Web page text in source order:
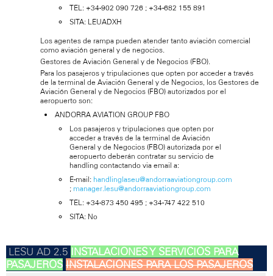
TEL: +34-902 090 726 ; +34-682 155 891
SITA: LEUADXH
Los agentes de rampa pueden atender tanto aviación comercial
como aviación general y de negocios.
Gestores de Aviación General y de Negocios (FBO).
Para los pasajeros y tripulaciones que opten por acceder a través
de la terminal de Aviación General y de Negocios, los Gestores de
Aviación General y de Negocios (FBO) autorizados por el
aeropuerto son:
ANDORRA AVIATION GROUP FBO
Los pasajeros y tripulaciones que opten por
acceder a través de la terminal de Aviación
General y de Negocios (FBO) autorizada por el
aeropuerto deberán contratar su servicio de
handling contactando via email a:
E-mail: handlinglaseu@andorraaviationgroup.com
; manager.lesu@andorraaviationgroup.com
TEL: +34-873 450 495 ; +34-747 422 510
SITA: No
INSTALACIONES Y SERVICIOS PARA
PASAJEROS INSTALACIONES PARA LOS PASAJEROS